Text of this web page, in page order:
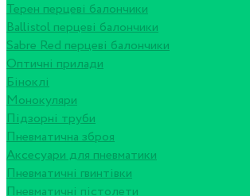
Терен перцеві балончики
Ballistol перцеві балончики
Sabre Red перцеві балончики
Оптичні прилади
Біноклі
Монокуляри
Підзорні труби
Пневматична зброя
Аксесуари для пневматики
Пневматичні гвинтівки
Пневматичні пістолети